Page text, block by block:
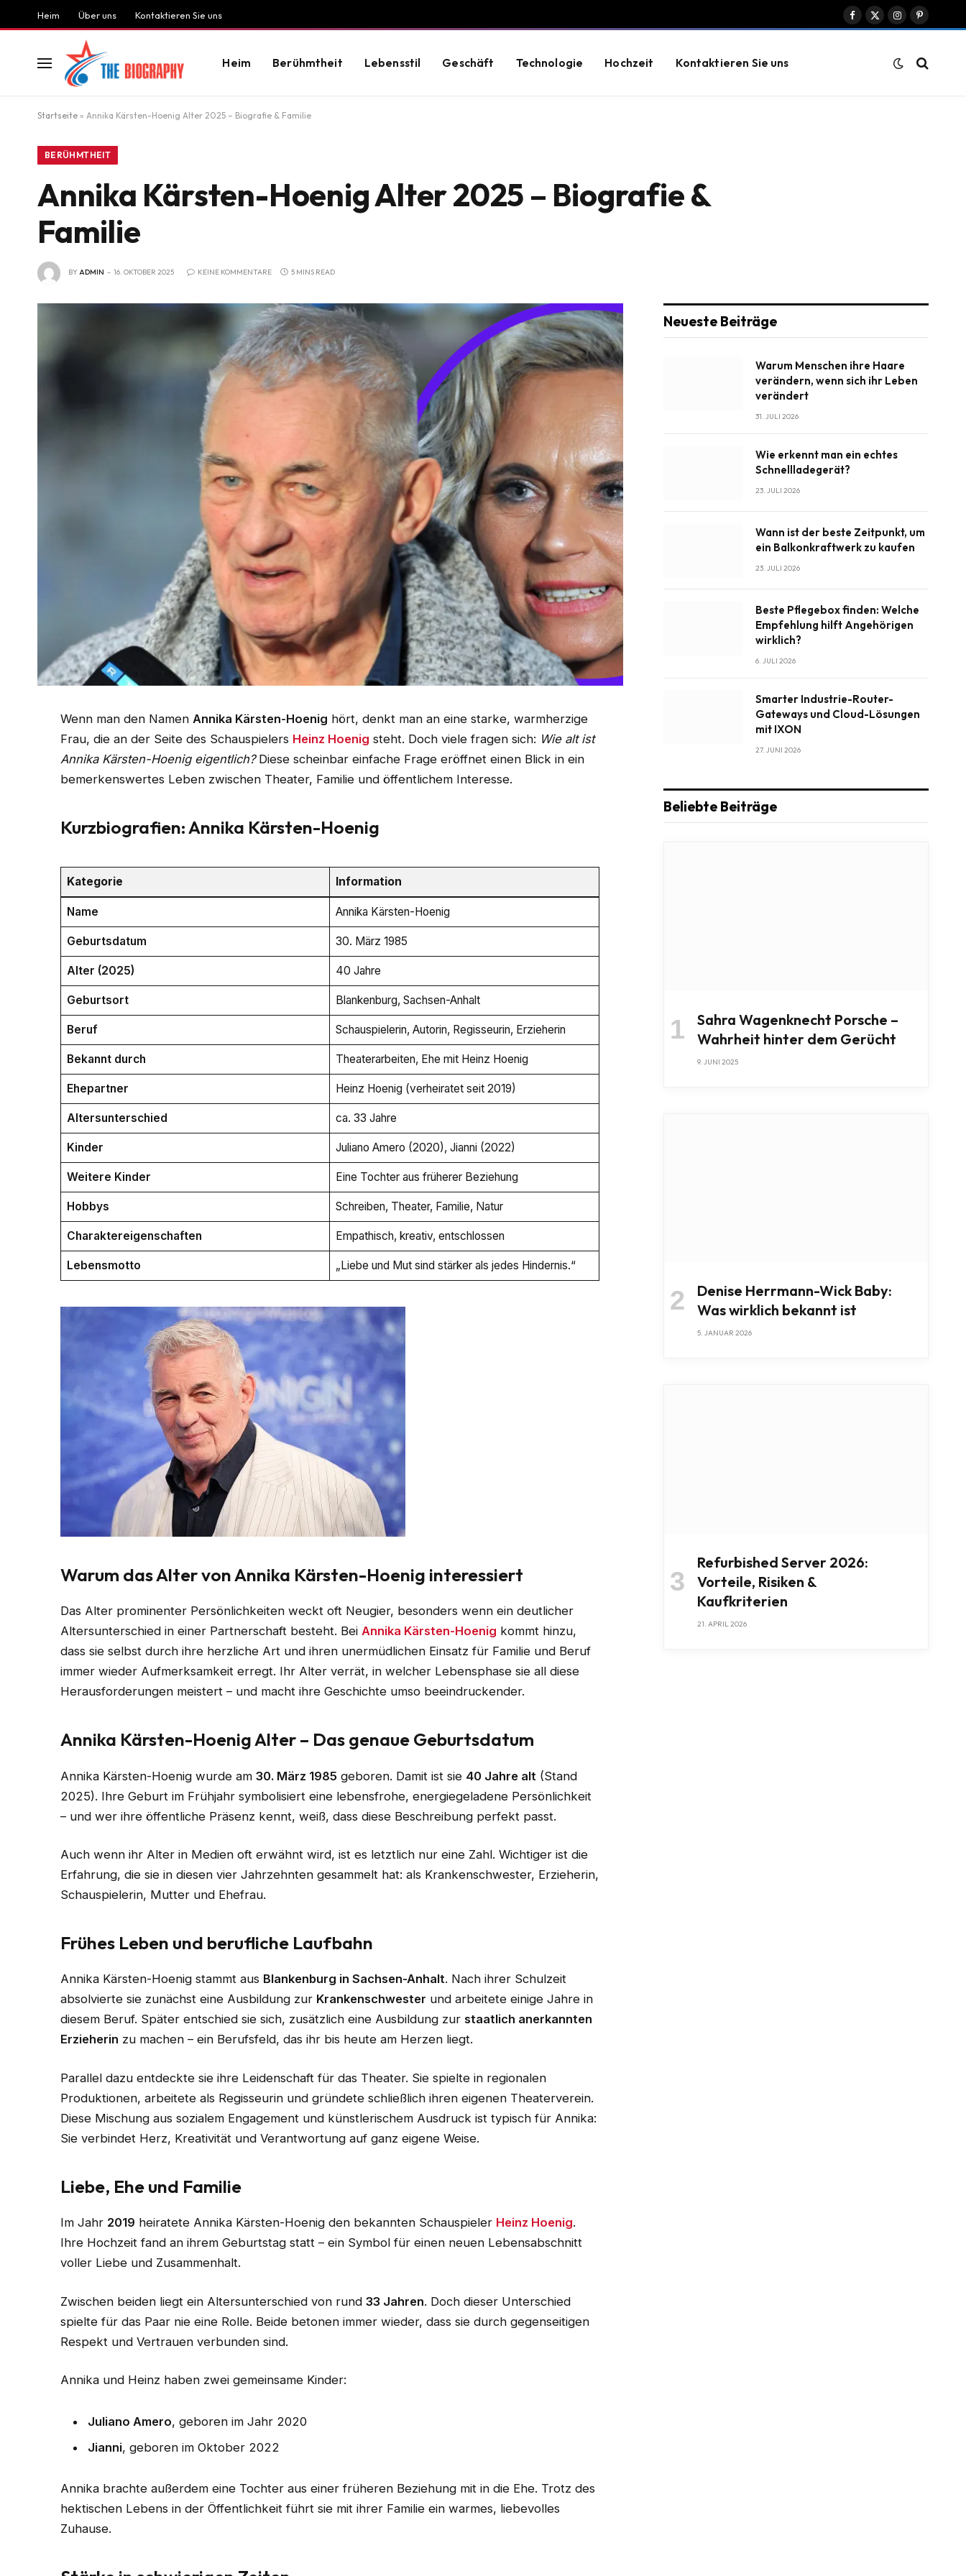
Heim Über uns Kontaktieren Sie uns
Facebook
X
InstagramPinterest
Heim Berühmtheit Lebensstil Geschäft Technologie Hochzeit Kontaktieren Sie uns
Startseite » Annika Kärsten-Hoenig Alter 2025 – Biografie & Familie
BERÜHMTHEIT
Annika Kärsten-Hoenig Alter 2025 – Biografie &
Familie
BYADMIN 16. OKTOBER 2025 KEINE KOMMENTARE 5 MINS READ
Wenn man den NamenAnnika Kärsten-Hoenig hört, denkt man an eine starke, warmherzige
Frau, die an der Seite des Schauspielers Heinz Hoenig steht. Doch viele fragen sich: Wie alt ist
Annika Kärsten-Hoenig eigentlich?Diese scheinbar einfache Frage eröffnet einen Blick in ein
bemerkenswertes Leben zwischen Theater, Familie und öffentlichem Interesse.
Kurzbiografien: Annika Kärsten-Hoenig
Kategorie Information
Name Annika Kärsten-Hoenig
Geburtsdatum 30. März 1985
Alter (2025) 40 Jahre
Geburtsort Blankenburg, Sachsen-Anhalt
Beruf Schauspielerin, Autorin, Regisseurin, Erzieherin
Bekannt durch Theaterarbeiten, Ehe mit Heinz Hoenig
Ehepartner Heinz Hoenig (verheiratet seit 2019)
Altersunterschied ca. 33 Jahre
Kinder Juliano Amero (2020), Jianni (2022)
Weitere Kinder Eine Tochter aus früherer Beziehung
Hobbys Schreiben, Theater, Familie, Natur
Charaktereigenschaften Empathisch, kreativ, entschlossen
Lebensmotto „Liebe und Mut sind stärker als jedes Hindernis.“
Warum das Alter von Annika Kärsten-Hoenig interessiert
Das Alter prominenter Persönlichkeiten weckt oft Neugier, besonders wenn ein deutlicher
Altersunterschied in einer Partnerschaft besteht. BeiAnnika Kärsten-Hoenig kommt hinzu,
dass sie selbst durch ihre herzliche Art und ihren unermüdlichen Einsatz für Familie und Beruf
immer wieder Aufmerksamkeit erregt. Ihr Alter verrät, in welcher Lebensphase sie all diese
Herausforderungen meistert – und macht ihre Geschichte umso beeindruckender.
Annika Kärsten-Hoenig Alter – Das genaue Geburtsdatum
Annika Kärsten-Hoenig wurde am30. März 1985 geboren. Damit ist sie 40 Jahre alt (Stand
2025). Ihre Geburt im Frühjahr symbolisiert eine lebensfrohe, energiegeladene Persönlichkeit
– und wer ihre öffentliche Präsenz kennt, weiß, dass diese Beschreibung perfekt passt.
Auch wenn ihr Alter in Medien oft erwähnt wird, ist es letztlich nur eine Zahl. Wichtiger ist die
Erfahrung, die sie in diesen vier Jahrzehnten gesammelt hat: als Krankenschwester, Erzieherin,
Schauspielerin, Mutter und Ehefrau.
Frühes Leben und berufliche Laufbahn
Annika Kärsten-Hoenig stammt aus Blankenburg in Sachsen-Anhalt. Nach ihrer Schulzeit
absolvierte sie zunächst eine Ausbildung zur Krankenschwester und arbeitete einige Jahre in
diesem Beruf. Später entschied sie sich, zusätzlich eine Ausbildung zur staatlich anerkannten
Erzieherin zu machen – ein Berufsfeld, das ihr bis heute am Herzen liegt.
Parallel dazu entdeckte sie ihre Leidenschaft für das Theater. Sie spielte in regionalen
Produktionen, arbeitete als Regisseurin und gründete schließlich ihren eigenen Theaterverein.
Diese Mischung aus sozialem Engagement und künstlerischem Ausdruck ist typisch für Annika:
Sie verbindet Herz, Kreativität und Verantwortung auf ganz eigene Weise.
Liebe, Ehe und Familie
Im Jahr 2019 heiratete Annika Kärsten-Hoenig den bekannten Schauspieler Heinz Hoenig.
Ihre Hochzeit fand an ihrem Geburtstag statt – ein Symbol für einen neuen Lebensabschnitt
voller Liebe und Zusammenhalt.
Zwischen beiden liegt ein Altersunterschied von rund33 Jahren. Doch dieser Unterschied
spielte für das Paar nie eine Rolle. Beide betonen immer wieder, dass sie durch gegenseitigen
Respekt und Vertrauen verbunden sind.
Annika und Heinz haben zwei gemeinsame Kinder:
Juliano Amero, geboren im Jahr 2020
Jianni, geboren im Oktober 2022
Annika brachte außerdem eine Tochter aus einer früheren Beziehung mit in die Ehe. Trotz des
hektischen Lebens in der Öffentlichkeit führt sie mit ihrer Familie ein warmes, liebevolles
Zuhause.
Neueste Beiträge
Warum Menschen ihre Haare
verändern, wenn sich ihr Leben
verändert
31. JULI 2026
Wie erkennt man ein echtes
Schnellladegerät?
23. JULI 2026
Wann ist der beste Zeitpunkt, um
ein Balkonkraftwerk zu kaufen
23. JULI 2026
Beste Pflegebox finden: Welche
Empfehlung hilft Angehörigen
wirklich?
6. JULI 2026
Smarter Industrie-Router-
Gateways und Cloud-Lösungen
mit IXON
27. JUNI 2026
Beliebte Beiträge
Sahra Wagenknecht Porsche –
Wahrheit hinter dem Gerücht
9. JUNI 2025
Denise Herrmann-Wick Baby:
Was wirklich bekannt ist
5. JANUAR 2026
Refurbished Server 2026:
Vorteile, Risiken &
Kaufkriterien
21. APRIL 2026